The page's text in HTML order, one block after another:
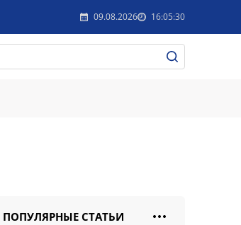
09.08.2026 16:05:30
ПОПУЛЯРНЫЕ СТАТЬИ